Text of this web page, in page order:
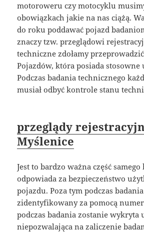
motoroweru czy motocyklu
obowiązkach jakie na nas ciążą.
do roku poddawać pojazd
znaczy tzw. przeglądowi
techniczne zdołamy
Pojazdów, która posiada
Podczas badania technicznego
musiał odbyć kontrole stanu
przeglądy
Myślenice
Jest to bardzo ważna część samego
odpowiada za bezpieczeństwo
pojazdu. Poza tym podczas
zidentyfikowany za pomocą
podczas badania zostanie wykryta
niepozwalająca na zaliczenie